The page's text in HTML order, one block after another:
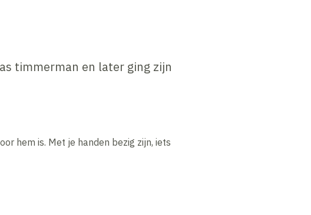
timmerman en later ging zijn
hem is. Met je handen bezig zijn, iets